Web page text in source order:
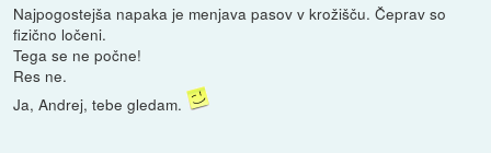
Najpogostejša napaka je menjava pasov v krožišču. Čeprav so
fizično ločeni.
Tega se ne počne!
Res ne.
Ja, Andrej, tebe gledam.